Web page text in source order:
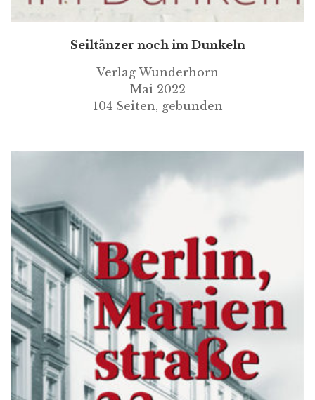
Seiltänzer noch im Dunkeln
Verlag Wunderhorn
Mai 2022
104 Seiten, gebunden